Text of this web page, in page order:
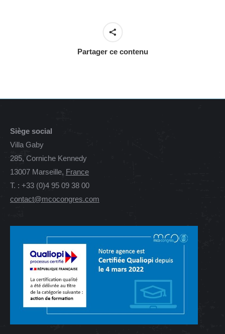
Partager ce contenu
Siège social
Villa Gaby
285, Corniche Kennedy
13007 Marseille, France
T. : +33 (0)4 95 09 38 00
contact@mcocongres.com